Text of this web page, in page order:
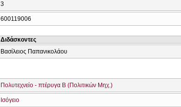
3
600119006
Διδάσκοντες
Βασίλειος Παπανικολάου
Πολυτεχνείο - πτέρυγα Β (Πολιτικών Μηχ.)
Ισόγειο